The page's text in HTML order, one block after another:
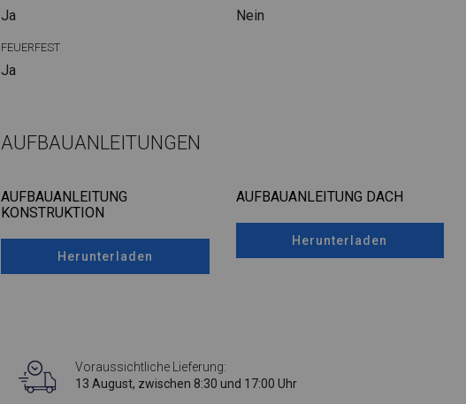
Ja Nein
FEUERFEST
Ja
AUFBAUANLEITUNGEN
AUFBAUANLEITUNG
KONSTRUKTION
Herunterladen
AUFBAUANLEITUNG DACH
Herunterladen
Voraussichtliche Lieferung:
13 August, zwischen 8:30 und 17:00 Uhr